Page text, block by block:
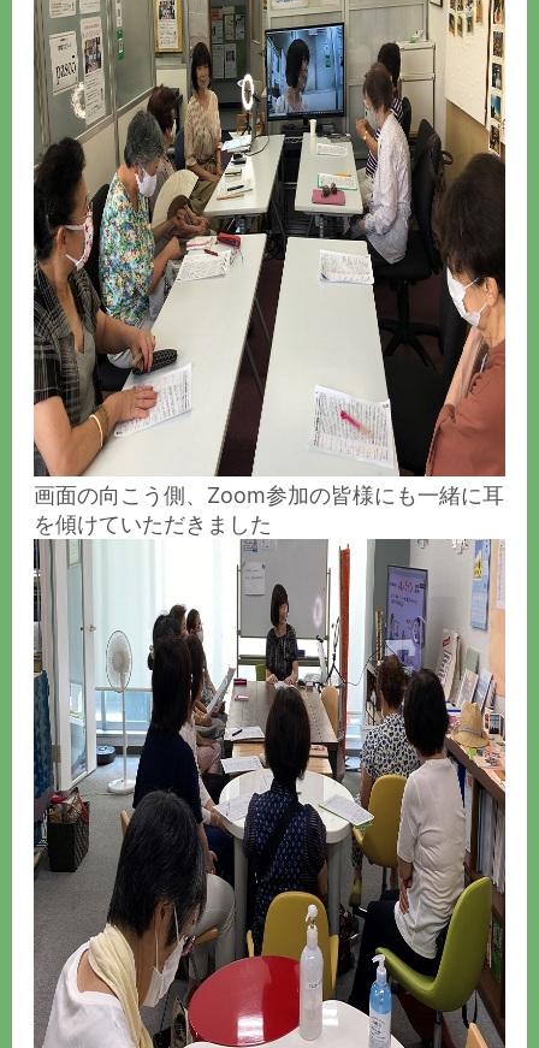
画面の向こう側、Zoom参加の皆様にも一緒に耳
を傾けていただきました